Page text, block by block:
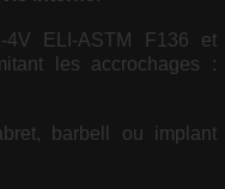
ELI-ASTM F136 et
les accrochages :
barbell ou implant